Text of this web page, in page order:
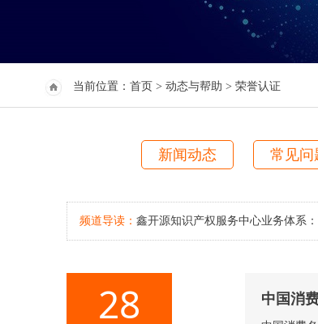
当前位置： 首页 > 动态与帮助 > 荣誉认证
新闻动态 常见问
频道导读： 鑫开源知识产权服务中心业务体系
28 中国消